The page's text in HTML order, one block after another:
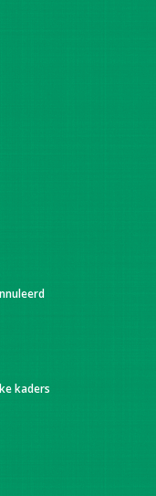
kaders